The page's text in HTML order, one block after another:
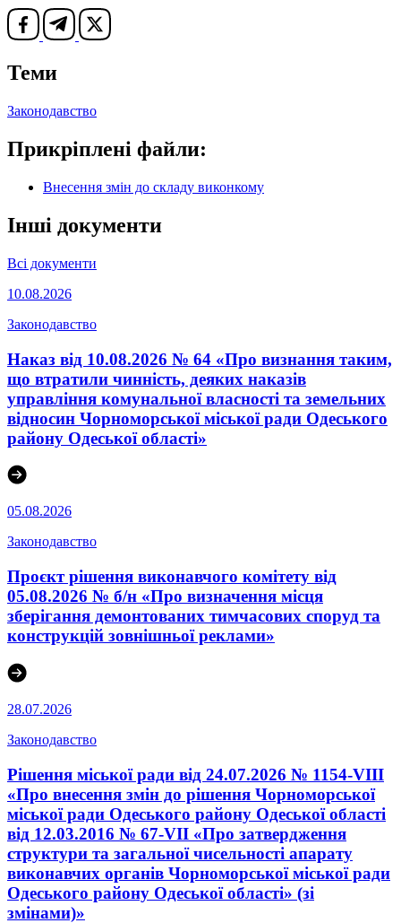
Теми
Законодавство
Прикріплені файли:
Внесення змін до складу виконкому
Інші документи
Всі документи
10.08.2026
Законодавство
Наказ від 10.08.2026 № 64 «Про визнання таким,
що втратили чинність, деяких наказів
управління комунальної власності та земельних
відносин Чорноморської міської ради Одеського
району Одеської області»
05.08.2026
Законодавство
Проєкт рішення виконавчого комітету від
05.08.2026 № б/н «Про визначення місця
зберігання демонтованих тимчасових споруд та
конструкцій зовнішньої реклами»
28.07.2026
Законодавство
Рішення міської ради від 24.07.2026 № 1154-VIII
«Про внесення змін до рішення Чорноморської
міської ради Одеського району Одеської області
від 12.03.2016 № 67-VІI «Про затвердження
структури та загальної чисельності апарату
виконавчих органів Чорноморської міської ради
Одеського району Одеської області» (зі
змінами)»